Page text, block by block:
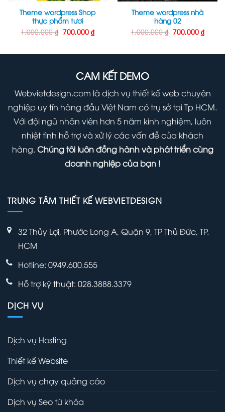
Theme wordpress Shop
thực phẩm tươi
1,000,000₫ Giá
gốc
700,000 ₫Giá
hiện
700,000 ₫.
Theme wordpress nhà
hàng 02
1,000,000₫ Giá
gốc
700,000 ₫Giá
hiện
₫.
CAM KẾT DEMO
Webvietdesign.com là dịch vụ thiết kế web chuyên
nghiệp uy tín hàng đầu Việt Nam có trụ sở tại Tp HCM.
Với đội ngũ nhân viên hơn 5 năm kinh nghiệm, luôn
nhiệt tình hỗ trợ và xử lý các vấn đề của khách
hàng. Chúng tôi luôn đồng hành và phát triển cùng
doanh nghiệp của bạn !
TRUNG TÂM THIẾT KẾ WEBVIETDESIGN
32 Thủy Lợi, Phước Long A, Quận 9, TP Thủ Đức, TP.
HCM
Hotline: 0949.600.555
Hỗ trợ kỹ thuật: 028.3888.3379
DỊCH VỤ
Dịch vụ Hosting
Thiết kế Website
Dịch vụ chạy quảng cáo
Dịch vụ Seo từ khóa